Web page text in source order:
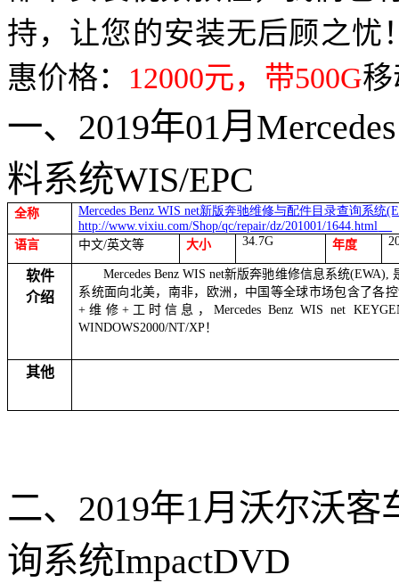
持，让您的安装无后顾之忧
惠价格： 12000元，带500G
一、 2019年01月
料系统WIS/EPC
全称 Mercedes Benz WIS net新版奔驰维修与配件目录查询系统
http://www.vixiu.com/Shop/qc/repair/dz/201001/1644.html
语言
中文/英文等 大小 34.7G 年度
软件
介绍
Mercedes Benz WIS net新版奔驰维修信息系统(EWA),
系统面向北美，南非，欧洲，中国等全球市场包含了各
+ 维修 +工时信息， Mercedes Benz WIS net
WINDOWS2000/NT/XP！
其他
二、 2019年1月沃尔沃客
询系统ImpactDVD